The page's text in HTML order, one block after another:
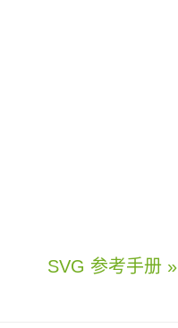
SVG 参考手册 »